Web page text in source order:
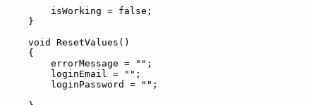
        isWorking = false;
    }
    void ResetValues()
    {
        errorMessage = "";
        loginEmail = "";
        loginPassword = "";